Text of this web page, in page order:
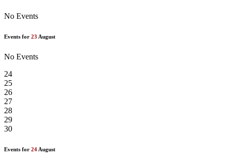
No Events
Events for 23 August
No Events
24
25
26
27
28
29
30
Events for 24 August